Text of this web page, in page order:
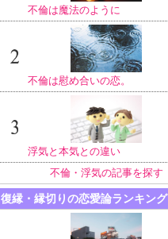
不倫は魔法のように
不倫は慰め合いの恋。
浮気と本気との違い
不倫・浮気の記事を探す
復縁・縁切りの恋愛論ランキング